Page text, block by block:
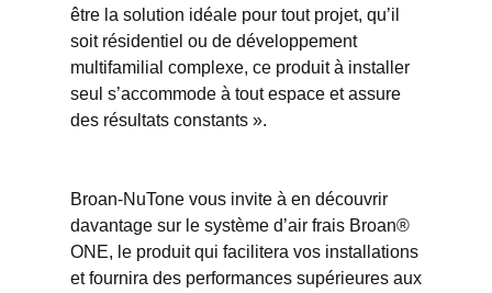
être la solution idéale pour tout projet, qu’il
soit résidentiel ou de développement
multifamilial complexe, ce produit à installer
seul s’accommode à tout espace et assure
des résultats constants ».
Broan-NuTone vous invite à en découvrir
davantage sur le système d’air frais Broan®
ONE, le produit qui facilitera vos installations
et fournira des performances supérieures aux